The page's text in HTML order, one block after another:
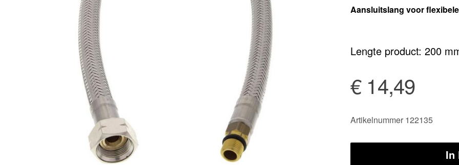
Aansluitslang voor
Lengte product: 200
€ 14,49
Artikelnummer 122135
In